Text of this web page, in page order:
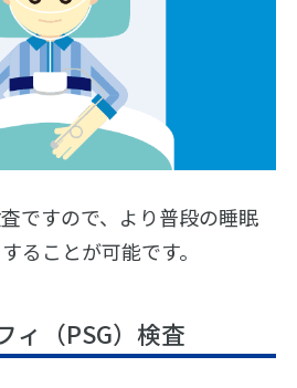
ですので、より普段の睡眠
ることが可能です。
ィ（PSG）検査